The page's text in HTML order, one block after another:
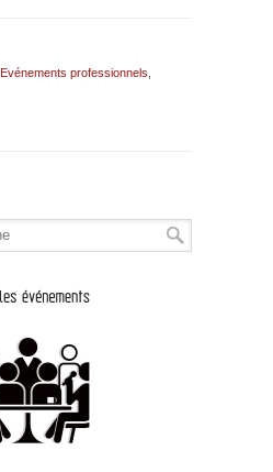
Evénements professionnels